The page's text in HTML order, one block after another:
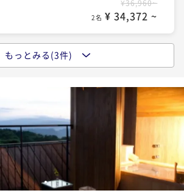
¥36,960~
2名 ¥ 34,372 ~
レンジ自由自在【富士山を望む露天
IN 15:00 - 24:00 OUT11:00
ポイント即利用で
最大7％OFF
¥42,960~
¥ 39,952 ~
もっとみる(3件)
12